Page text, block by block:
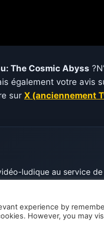
The Cosmic Abyss
également votre avis
sur X (anciennement
ludique au service
experience by
However, you may